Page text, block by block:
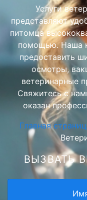
Услуги
представляют
питомца
помощью. Наша
предоставить
осмотры,
ветеринарные
Свяжитесь с
оказан
Главная
ВЫЗВАТЬ